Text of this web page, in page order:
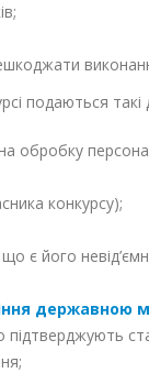
подаються
обробку
конкурсу);
є його
державною